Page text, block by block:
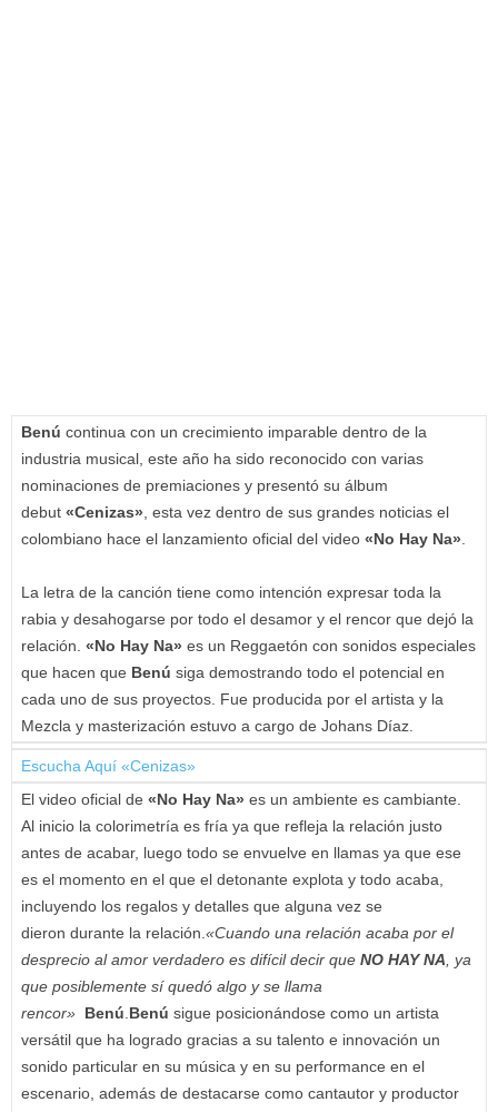
Benú continua con un crecimiento imparable dentro de la
industria musical, este año ha sido reconocido con varias
nominaciones de premiaciones y presentó su álbum
debut «Cenizas» , esta vez dentro de sus grandes noticias el
colombiano hace el lanzamiento oficial del video «No Hay Na»
La letra de la canción tiene como intención expresar toda la
rabia y desahogarse por todo el desamor y el rencor que dejó la
relación. «No Hay Na» es un Reggaetón con sonidos especiales
que hacen que Benú siga demostrando todo el potencial en
cada uno de sus proyectos. Fue producida por el artista y la
Mezcla y masterización estuvo a cargo de Johans Díaz.
Escucha Aquí «Cenizas»
El video oficial de «No Hay Na» es un ambiente es cambiante.
Al inicio la colorimetría es fría ya que refleja la relación justo
antes de acabar, luego todo se envuelve en llamas ya que ese
es el momento en el que el detonante explota y todo acaba,
incluyendo los regalos y detalles que alguna vez se
dieron durante la relación. «Cuando una relación acaba por el
desprecio al amor verdadero es difícil decir que NO HAY NA , ya
que posiblemente sí quedó algo y se llama
rencor» Benú Benú sigue posicionándose como un artista
versátil que ha logrado gracias a su talento e innovación un
sonido particular en su música y en su performance en el
escenario, además de destacarse como cantautor y productor